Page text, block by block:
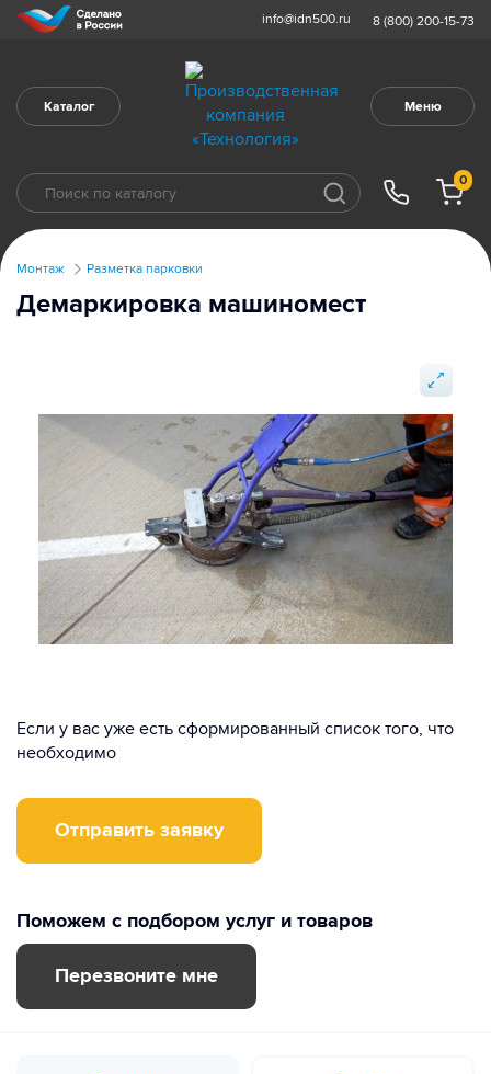
info@idn500.ru 8 (800) 200-15-73
Каталог Меню
0
Монтаж Разметка парковки
Демаркировка машиномест
Отправить заявку
Если у вас уже есть сформированный список того, что
необходимо
Поможем с подбором услуг и товаров
Перезвоните мне